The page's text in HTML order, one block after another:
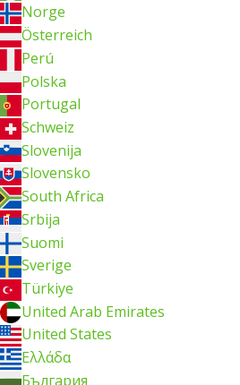
Norge
Österreich
Perú
Polska
Portugal
Schweiz
Slovenija
Slovensko
South Africa
Srbija
Suomi
Sverige
Türkiye
United Arab Emirates
United States
Ελλάδα
България